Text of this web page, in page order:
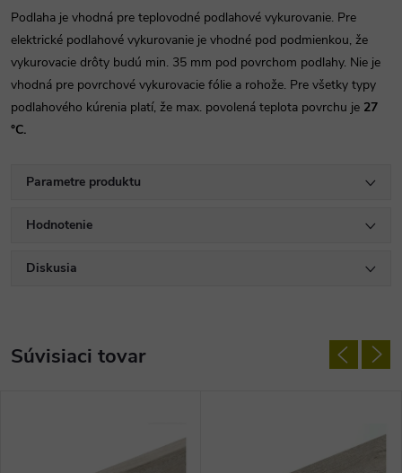
Podlaha je vhodná pre teplovodné podlahové vykurovanie. Pre
elektrické podlahové vykurovanie je vhodné pod podmienkou, že
vykurovacie drôty budú min. 35 mm pod povrchom podlahy. Nie je
vhodná pre povrchové vykurovacie fólie a rohože. Pre všetky typy
podlahového kúrenia platí, že max. povolená teplota povrchu je 27
°C.
Parametre produktu
Hodnotenie
Diskusia
Súvisiaci tovar